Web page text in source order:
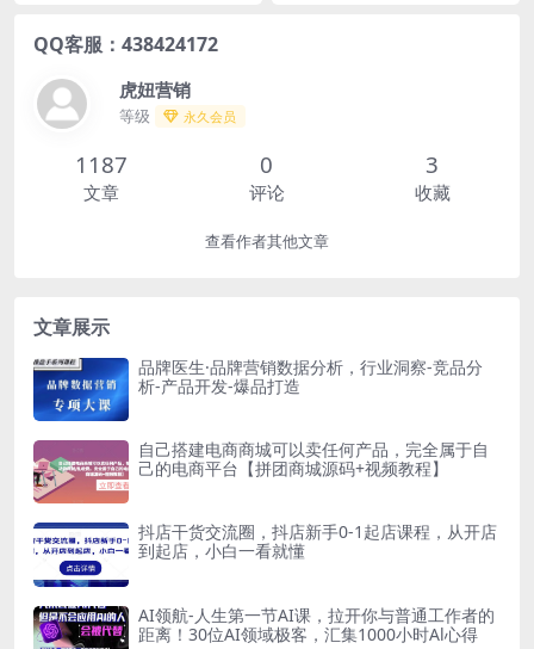
QQ客服：438424172
虎妞营销
等级 永久会员
1187
文章
0
评论
3
收藏
查看作者其他文章
文章展示
品牌医生·品牌营销数据分析，行业洞察-竞品分
析-产品开发-爆品打造
自己搭建电商商城可以卖任何产品，完全属于自
己的电商平台【拼团商城源码+视频教程】
抖店干货交流圈，抖店新手0-1起店课程，从开店
到起店，小白一看就懂
AI领航-人生第一节AI课，拉开你与普通工作者的
距离！30位AI领域极客，汇集1000小时Al心得